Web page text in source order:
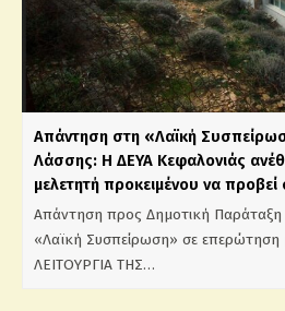
Απάντηση στη «Λαϊκή
Λάσσης: Η ΔΕΥΑ Κεφαλονιάς
μελετητή προκειμένου να
Απάντηση προς Δημοτική Παράταξη
«Λαϊκή Συσπείρωση» σε
ΛΕΙΤΟΥΡΓΙΑ ΤΗΣ…